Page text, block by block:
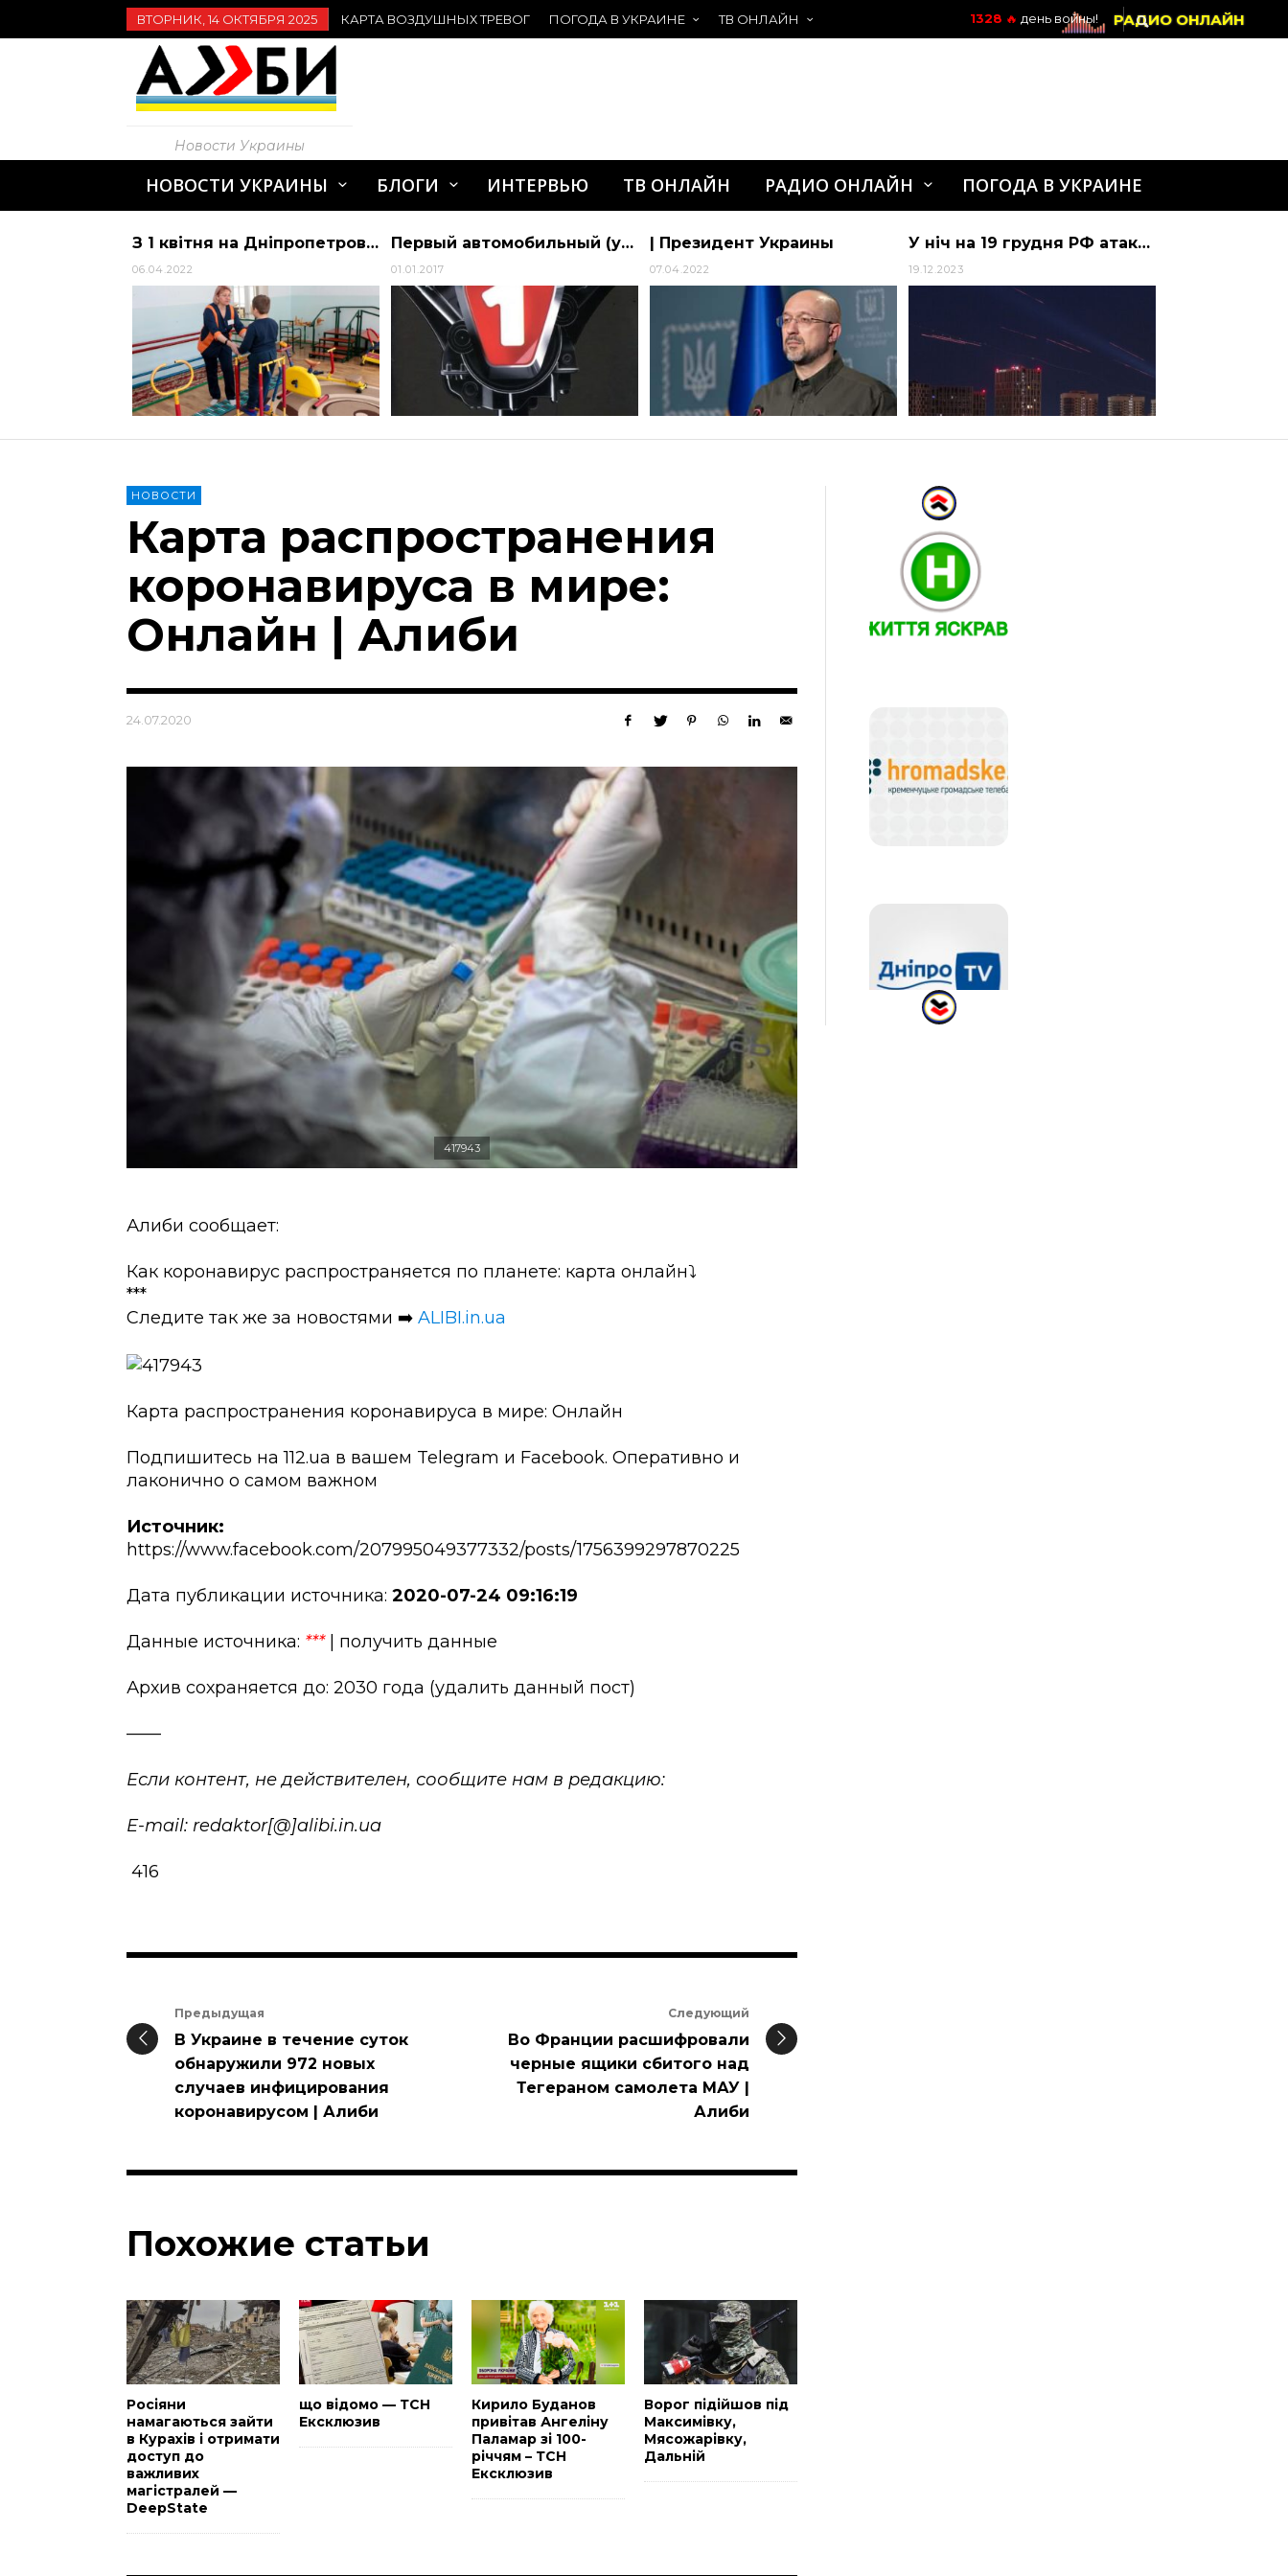
ВТОРНИК, 14 ОКТЯБРЯ 2025 КАРТА ВОЗДУШНЫХ ТРЕВОГ ПОГОДА В УКРАИНЕ ТВ ОНЛАЙН РАДИО ОНЛАЙН
1328 🔥день войны!
Новости Украины
НОВОСТИ УКРАИНЫ БЛОГИ ИНТЕРВЬЮ ТВ ОНЛАЙН РАДИО ОНЛАЙН ПОГОДА В УКРАИНЕ
З 1 квітня на Дніпропетровщині відновив свою роботу один з дитячих реабілітаційн… | Дніпропетровська обласна рада
06.04.2022
Первый автомобильный (укр) канал смотреть онлайн
01.01.2017
| Президент Украины
07.04.2022
У ніч на 19 грудня РФ атакувала Україну безпілотниками Шахед: скільки безпілотників збила ППО
19.12.2023
НОВОСТИ
Карта распространения
коронавируса в мире:
Онлайн | Алиби
24.07.2020
417943
Алиби сообщает:
Как коронавирус распространяется по планете: карта онлайн⤵
***
Следите так же за новостями ➡️ ALIBI.in.ua
Карта распространения коронавируса в мире: Онлайн
Подпишитесь на 112.ua в вашем Telegram и Facebook. Оперативно и
лаконично о самом важном
Источник:
https://www.facebook.com/207995049377332/posts/1756399297870225
Дата публикации источника: 2020-07-24 09:16:19
Данные источника: ***| получить данные
Архив сохраняется до: 2030 года (удалить данный пост)
——
Если контент, не действителен, сообщите нам в редакцию:
E-mail: redaktor[@]alibi.in.ua
416
Предыдущая
В Украине в течение суток
обнаружили 972 новых
случаев инфицирования
коронавирусом | Алиби
Следующий
Во Франции расшифровали
черные ящики сбитого над
Тегераном самолета МАУ |
Алиби
Похожие статьи
Росіяни
намагаються зайти
в Курахів і отримати
доступ до
важливих
магістралей —
DeepState
що відомо — ТСН
Ексклюзив
Кирило Буданов
привітав Ангеліну
Паламар зі 100-
річчям – ТСН
Ексклюзив
Ворог підійшов під
Максимівку,
Мясожарівку,
Дальній